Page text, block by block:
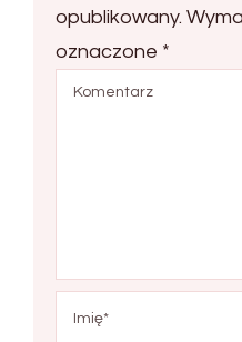
opublikowany.
oznaczone *